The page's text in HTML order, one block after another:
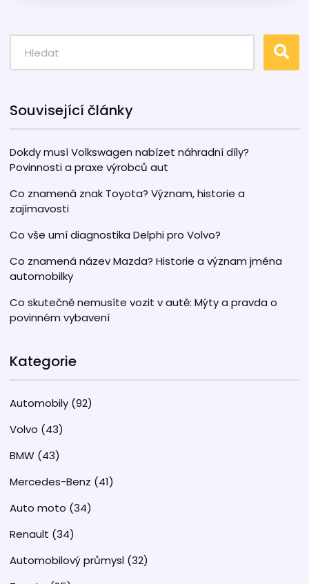
preventivní opatření mohou pomoci zabránit
dalším krádežím. Tento praktický průvodce
nabízí užitečné tipy pro každého majitele auta,
Související články
Dokdy musí Volkswagen nabízet náhradní díly?
Povinnosti a praxe výrobců aut
Co znamená znak Toyota? Význam, historie a
zajímavosti
Co vše umí diagnostika Delphi pro Volvo?
Co znamená název Mazda? Historie a význam jména
automobilky
Co skutečně nemusíte vozit v autě: Mýty a pravda o
povinném vybavení
Kategorie
Automobily (92)
Volvo (43)
BMW (43)
Mercedes-Benz (41)
Auto moto (34)
Renault (34)
Automobilový průmysl (32)